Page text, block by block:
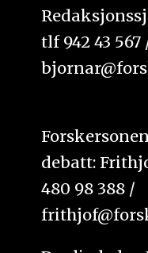
tlf 942 43 567
debatt:
480 98 388 /